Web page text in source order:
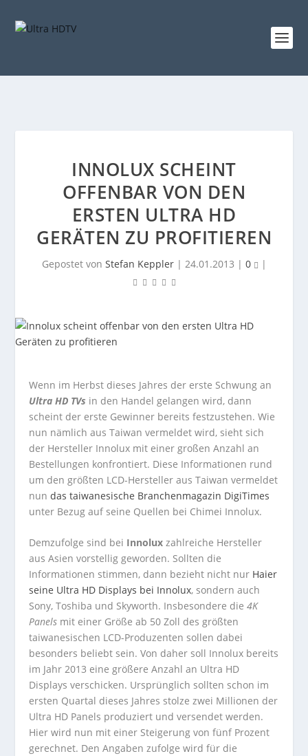
INNOLUX SCHEINT
OFFENBAR VON DEN
ERSTEN ULTRA HD
GERÄTEN ZU PROFITIEREN
Gepostet von Stefan Keppler| 24.01.2013 | 0 |
Wenn im Herbst dieses Jahres der erste Schwung an
Ultra HD TVs in den Handel gelangen wird, dann
scheint der erste Gewinner bereits festzustehen. Wie
nun nämlich aus Taiwan vermeldet wird, sieht sich
der Hersteller Innolux mit einer großen Anzahl an
Bestellungen konfrontiert. Diese Informationen rund
um den größten LCD-Hersteller aus Taiwan vermeldet
nundas taiwanesische Branchenmagazin DigiTimes
unter Bezug auf seine Quellen bei Chimei Innolux.
Demzufolge sind bei Innolux zahlreiche Hersteller
aus Asien vorstellig geworden. Sollten die
Informationen stimmen, dann bezieht nicht nur Haier
seine Ultra HD Displays bei Innolux, sondern auch
Sony, Toshiba und Skyworth. Insbesondere die4K
Panels mit einer Größe ab 50 Zoll des größten
taiwanesischen LCD-Produzenten sollen dabei
besonders beliebt sein. Von daher soll Innolux bereits
im Jahr 2013 eine größere Anzahl an Ultra HD
Displays verschicken. Ursprünglich sollten schon im
ersten Quartal dieses Jahres stolze zwei Millionen der
Ultra HD Panels produziert und versendet werden.
Hier wird nun mit einer Steigerung von fünf Prozent
gerechnet. Den Angaben zufolge wird für die